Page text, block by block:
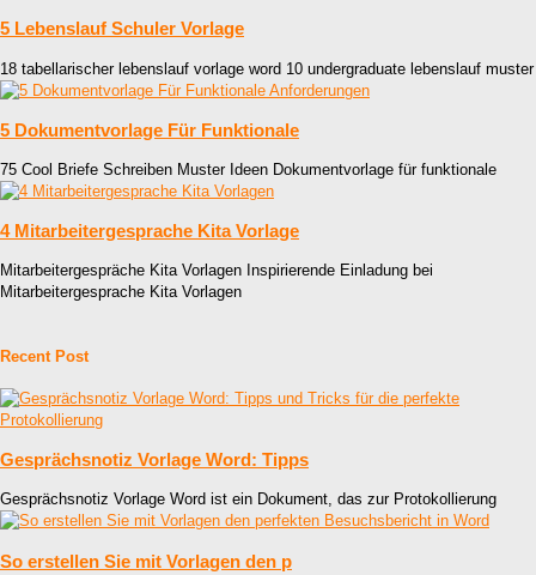
5 Lebenslauf Schuler Vorlage
18 tabellarischer lebenslauf vorlage word 10 undergraduate lebenslauf muster
5 Dokumentvorlage Für Funktionale
75 Cool Briefe Schreiben Muster Ideen Dokumentvorlage für funktionale
4 Mitarbeitergesprache Kita Vorlage
Mitarbeitergespräche Kita Vorlagen Inspirierende Einladung bei
Mitarbeitergesprache Kita Vorlagen
Recent Post
Gesprächsnotiz Vorlage Word: Tipps
Gesprächsnotiz Vorlage Word ist ein Dokument, das zur Protokollierung
So erstellen Sie mit Vorlagen den p